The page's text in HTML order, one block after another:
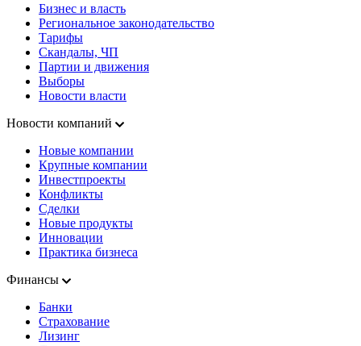
Бизнес и власть
Региональное законодательство
Тарифы
Скандалы, ЧП
Партии и движения
Выборы
Новости власти
Новости компаний
Новые компании
Крупные компании
Инвестпроекты
Конфликты
Сделки
Новые продукты
Инновации
Практика бизнеса
Финансы
Банки
Страхование
Лизинг